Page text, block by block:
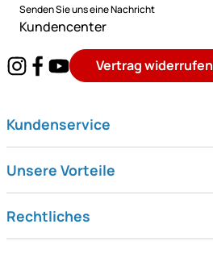
Senden Sie uns eine Nachricht
Kundencenter
Vertrag widerrufen
Kundenservice
Unsere Vorteile
Rechtliches